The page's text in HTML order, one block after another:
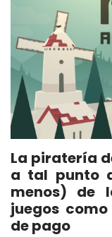
La piratería
a tal punto
menos) de
juegos
de pago